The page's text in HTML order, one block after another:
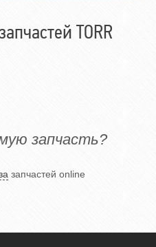
TORR
запчасть?
запчастей online